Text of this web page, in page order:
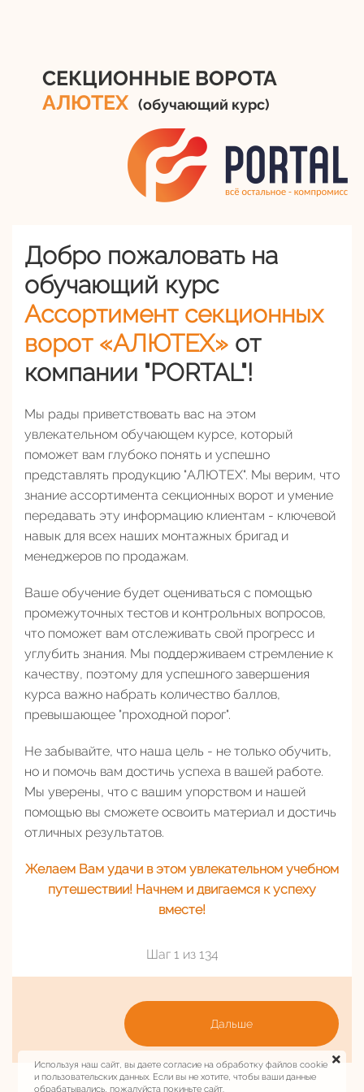
СЕКЦИОННЫЕ ВОРОТА
АЛЮТЕХ (обучающий курс)
Добро пожаловать на
обучающий курс
Ассортимент секционных
ворот «АЛЮТЕХ» от
компании "PORTAL"!
Мы рады приветствовать вас на этом
увлекательном обучающем курсе, который
поможет вам глубоко понять и успешно
представлять продукцию "АЛЮТЕХ". Мы верим, что
знание ассортимента секционных ворот и умение
передавать эту информацию клиентам - ключевой
навык для всех наших монтажных бригад и
менеджеров по продажам.
Ваше обучение будет оцениваться с помощью
промежуточных тестов и контрольных вопросов,
что поможет вам отслеживать свой прогресс и
углубить знания. Мы поддерживаем стремление к
качеству, поэтому для успешного завершения
курса важно набрать количество баллов,
превышающее "проходной порог".
Не забывайте, что наша цель - не только обучить,
но и помочь вам достичь успеха в вашей работе.
Мы уверены, что с вашим упорством и нашей
помощью вы сможете освоить материал и достичь
отличных результатов.
Желаем Вам удачи в этом увлекательном учебном
путешествии! Начнем и двигаемся к успеху
вместе!
Шаг 1 из 134
Дальше
Используя наш сайт, вы даете согласие на обработку файлов cookie
и пользовательских данных. Если вы не хотите, чтобы ваши данные
обрабатывались, пожалуйста покиньте сайт.